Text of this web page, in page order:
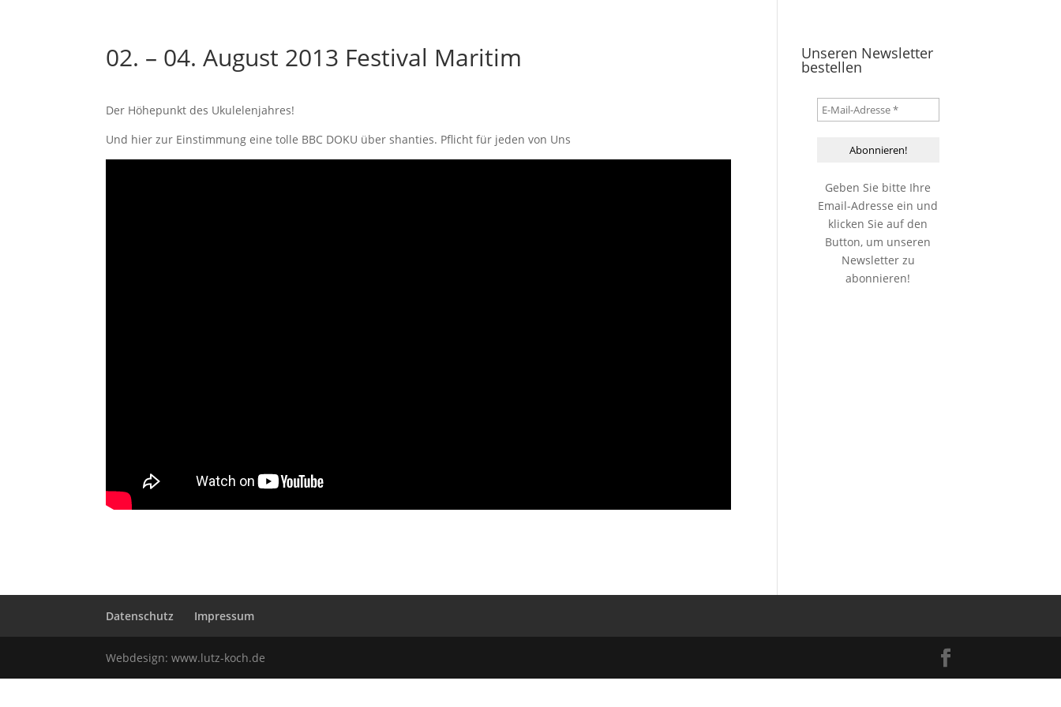
02. – 04. August 2013 Festival Maritim
Der Höhepunkt des Ukulelenjahres!
Und hier zur Einstimmung eine tolle BBC DOKU über shanties. Pflicht für jeden von Uns
Unseren Newsletter
bestellen
Geben Sie bitte Ihre
Email-Adresse ein und
klicken Sie auf den
Button, um unseren
Newsletter zu
abonnieren!
Datenschutz Impressum
Webdesign:www.lutz-koch.de